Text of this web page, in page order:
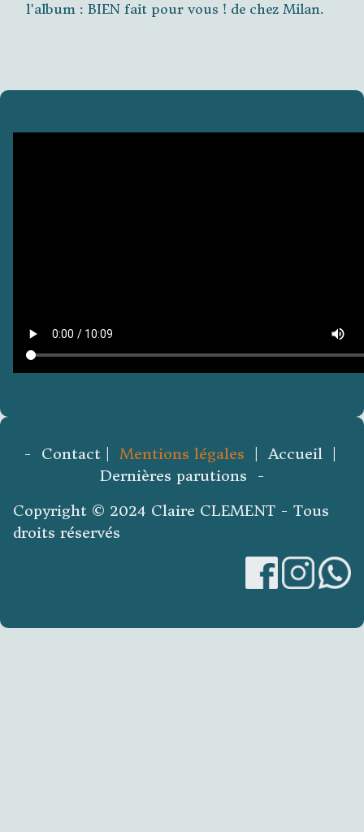
l'album : BIEN fait pour vous ! de chez Milan.
- Contact | Mentions légales | Accueil |
Dernières parutions -
Copyright © 2024 Claire CLEMENT - Tous
droits réservés